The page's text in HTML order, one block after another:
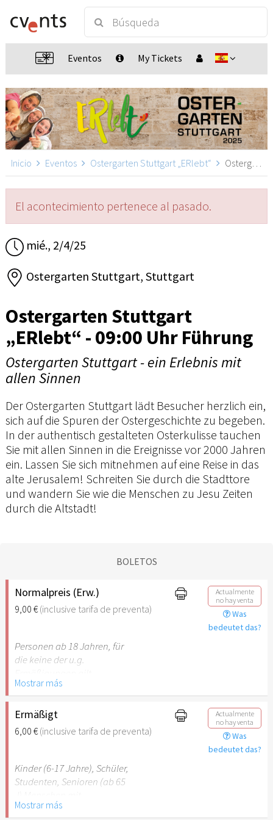
Eventos My Tickets
Inicio Eventos Ostergarten Stuttgart „ERlebt“ Ostergarten Stuttgart „ERlebt“ - 09:00 Uhr Führung, Stuttgart
El acontecimiento pertenece al pasado.
mié., 2/4/25
Ostergarten Stuttgart, Stuttgart
Ostergarten Stuttgart
„ERlebt“ - 09:00 Uhr Führung
Ostergarten Stuttgart - ein Erlebnis mit
allen Sinnen
Der Ostergarten Stuttgart lädt Besucher herzlich ein,
sich auf die Spuren der Ostergeschichte zu begeben.
In der authentisch gestalteten Osterkulisse tauchen
Sie mit allen Sinnen in die Ereignisse vor 2000 Jahren
ein. Lassen Sie sich mitnehmen auf eine Reise in das
alte Jerusalem! Schreiten Sie durch die Stadttore
und wandern Sie wie die Menschen zu Jesu Zeiten
durch die Altstadt!
BOLETOS
Normalpreis (Erw.)
9,00 €(inclusive tarifa de preventa)
Actualmente
no hay venta
Was
bedeutet das?
Personen ab 18 Jahren, für
die keine der u.g.
Mostrar más
Ermäßigt
6,00 €(inclusive tarifa de preventa)
Actualmente
no hay venta
Was
bedeutet das?
Kinder (6-17 Jahre), Schüler,
Studenten, Senioren (ab 65
Behinderung (ab 50%),
Mostrar más